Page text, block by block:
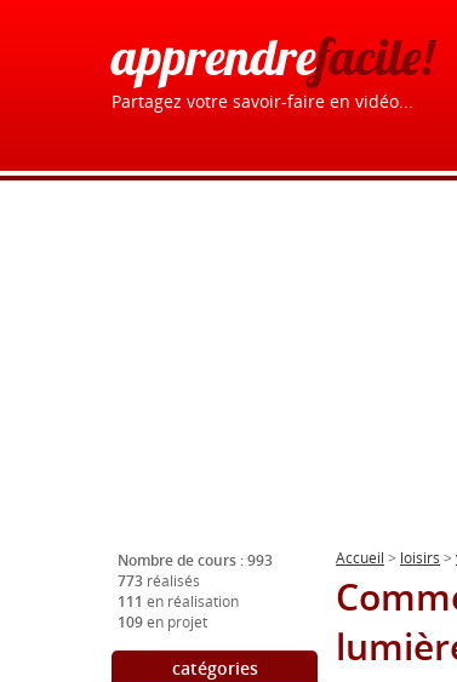
apprendrefacile!
Partagez votre savoir-faire en vidéo...
Nombre de cours : 993
773 réalisés
111 en réalisation
109en projet
catégories
Accueil > loisirs >